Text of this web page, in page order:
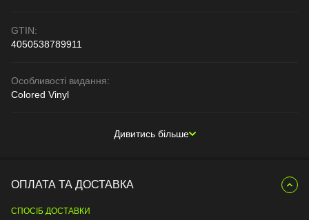
GTIN:
4050538789911
Особливості видання:
Colored Vinyl
Дивитись більше
ОПЛАТА ТА ДОСТАВКА
СПОСІБ ДОСТАВКИ